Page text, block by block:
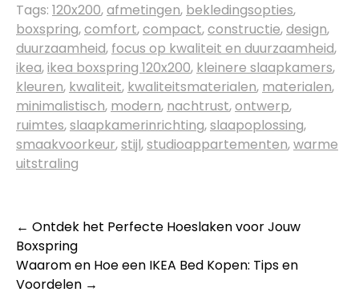
Tags: 120x200,afmetingen, bekledingsopties,
boxspring,comfort,compact,constructie,design,
duurzaamheid, focus op kwaliteit en duurzaamheid,
ikea,ikea boxspring 120x200, kleinere slaapkamers,
kleuren, kwaliteit, kwaliteitsmaterialen, materialen,
minimalistisch, modern, nachtrust,ontwerp,
ruimtes,slaapkamerinrichting,slaapoplossing,
smaakvoorkeur,stijl,studioappartementen,warme
uitstraling
Berichtnavigatie
← Ontdek het Perfecte Hoeslaken voor Jouw
Boxspring
Waarom en Hoe een IKEA Bed Kopen: Tips en
Voordelen →